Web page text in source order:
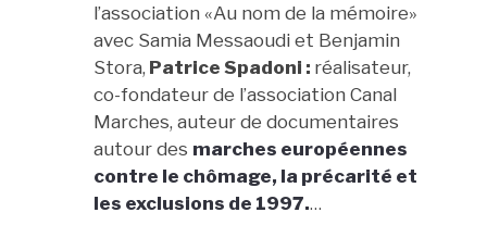
l’association «Au nom de la mémoire»
avec Samia Messaoudi et Benjamin
Stora, Patrice Spadoni : réalisateur,
co-fondateur de l’association Canal
Marches, auteur de documentaires
autour des marches européennes
contre le chômage, la précarité et
les exclusions de 1997.…